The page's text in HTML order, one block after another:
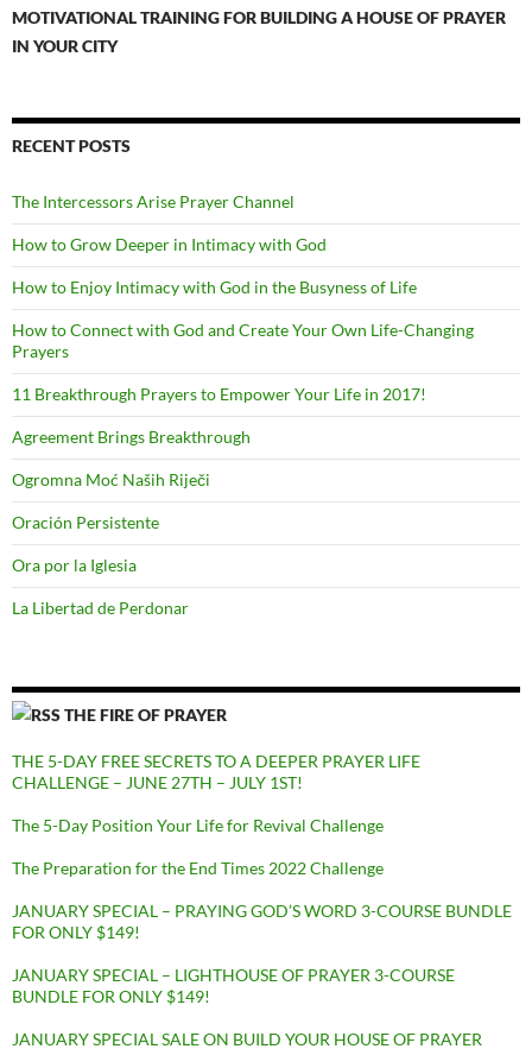
MOTIVATIONAL TRAINING FOR BUILDING A HOUSE OF PRAYER
IN YOUR CITY
RECENT POSTS
The Intercessors Arise Prayer Channel
How to Grow Deeper in Intimacy with God
How to Enjoy Intimacy with God in the Busyness of Life
How to Connect with God and Create Your Own Life-Changing
Prayers
11 Breakthrough Prayers to Empower Your Life in 2017!
Agreement Brings Breakthrough
Ogromna Moć Naših Riječi
Oración Persistente
Ora por la Iglesia
La Libertad de Perdonar
THE FIRE OF PRAYER
THE 5-DAY FREE SECRETS TO A DEEPER PRAYER LIFE
CHALLENGE – JUNE 27TH – JULY 1ST!
The 5-Day Position Your Life for Revival Challenge
The Preparation for the End Times 2022 Challenge
JANUARY SPECIAL – PRAYING GOD’S WORD 3-COURSE BUNDLE
FOR ONLY $149!
JANUARY SPECIAL – LIGHTHOUSE OF PRAYER 3-COURSE
BUNDLE FOR ONLY $149!
JANUARY SPECIAL SALE ON BUILD YOUR HOUSE OF PRAYER